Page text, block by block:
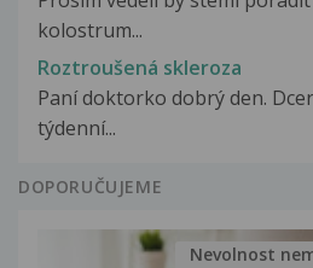
kolostrum...
Roztroušená skleroza
Paní doktorko dobrý den.
týdenní...
DOPORUČUJEME
Nevolnost